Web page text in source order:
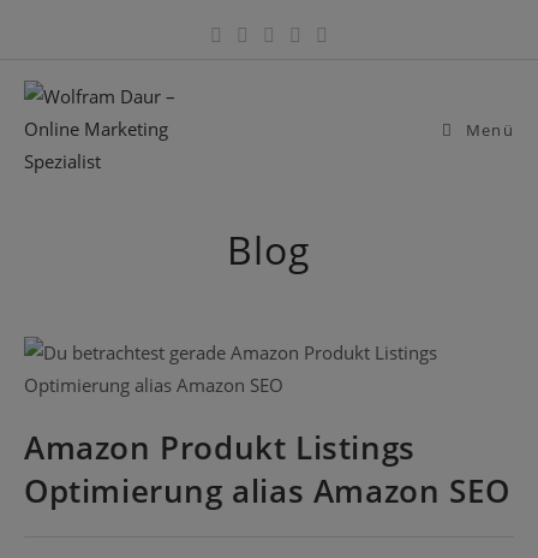
Menü
Blog
Amazon Produkt Listings
Optimierung alias Amazon SEO